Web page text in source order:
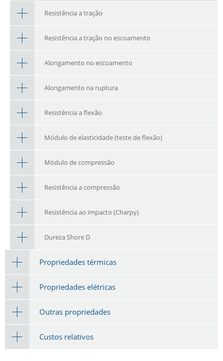
Resistência a tração
Resistência a tração no escoamento
Alongamento no escoamento
Alongamento na ruptura
Resistência a flexão
Módulo de elasticidade (teste de flexão)
Módulo de compressão
Resistência a compressão
Resistência ao impacto (Charpy)
Dureza Shore D
Propriedades térmicas
Propriedades elétricas
Outras propriedades
Custos relativos